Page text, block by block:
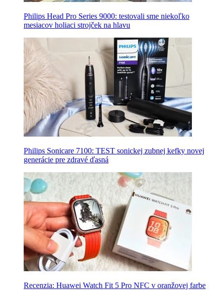
Philips Head Pro Series 9000: testovali sme niekoľko
mesiacov holiaci strojček na hlavu
Philips Sonicare 7100: TEST sonickej zubnej kefky novej
generácie pre zdravé ďasná
Recenzia: Huawei Watch Fit 5 Pro NFC v oranžovej farbe